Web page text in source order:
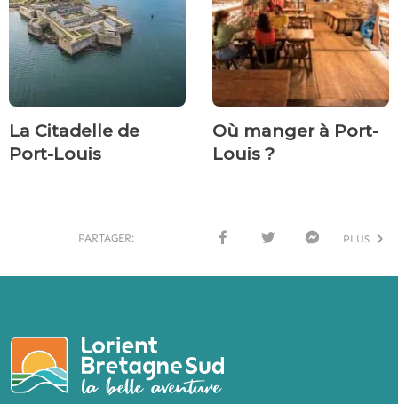
La Citadelle de
Port-Louis
Où manger à Port-
Louis ?
PARTAGER:
BOO
TTER
ENG
PLUS